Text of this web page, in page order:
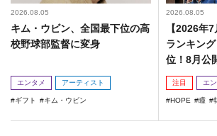
2026.08.05
キム・ウビン、全国最下位の高
校野球部監督に変身
エンタメ アーティスト
ギフト キム・ウビン
2026.08.05
【2026年
ランキン
位！8月公
注目 エ
HOPE 瞳